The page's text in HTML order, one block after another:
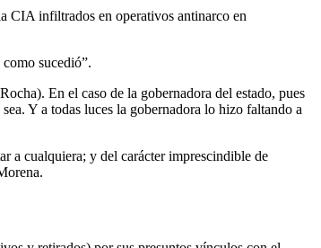
CIA infiltrados en operativos antinarco en
sucedió”.
En el caso de la gobernadora del estado, pues
Y a todas luces la gobernadora lo hizo faltando a
a cualquiera; y del carácter imprescindible de